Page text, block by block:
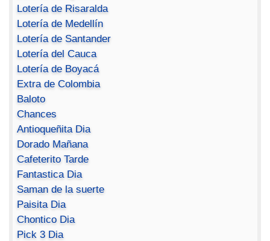
Lotería de Risaralda
Lotería de Medellín
Lotería de Santander
Lotería del Cauca
Lotería de Boyacá
Extra de Colombia
Baloto
Chances
Antioqueñita Dia
Dorado Mañana
Cafeterito Tarde
Fantastica Dia
Saman de la suerte
Paisita Dia
Chontico Dia
Pick 3 Dia